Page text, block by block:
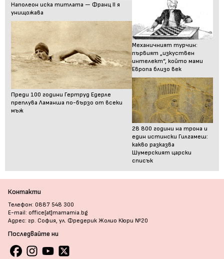
Наполеон иска титлата — Франц II я
унищожава
Преди 100 години Гертруд Едерле
преплува Ламанша по-бързо от всеки
мъж
Механичният турчин:
първият „изкуствен
интелект“, който мами
Европа близо век
28 800 години на трона и
един истински Гилгамеш:
какво разказва
Шумерският царски
списък
Контакти
Телефон: 0887 548 300
E-mail: office[at]mamamia.bg
Адрес: гр. София, ул. Фредерик Жолио Кюри №20
Последвайте ни